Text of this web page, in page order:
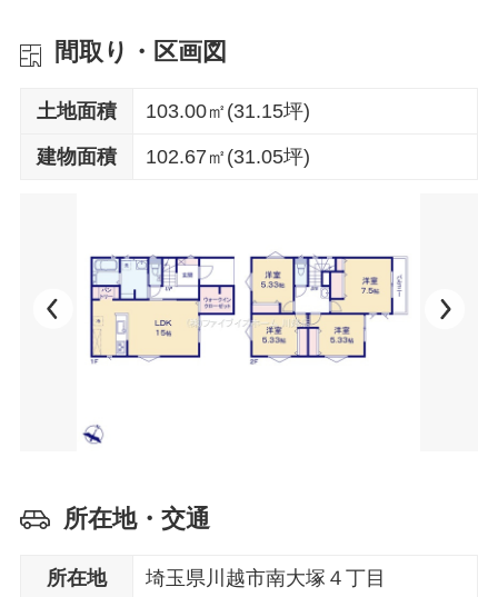
間取り・区画図
土地面積 103.00㎡(31.15坪)
建物面積 102.67㎡(31.05坪)
所在地・交通
所在地 埼玉県川越市南大塚４丁目